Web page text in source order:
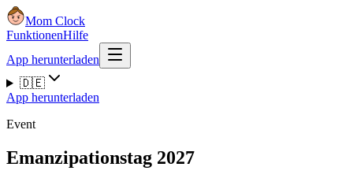
Mom Clock
FunktionenHilfe
App herunterladen
🇩🇪
App herunterladen
Event
Emanzipationstag 2027